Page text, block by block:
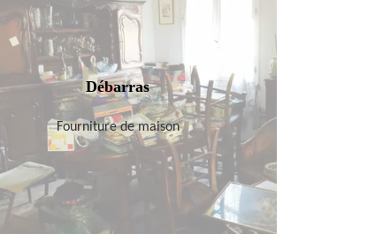
Débarras
Fourniture de maison